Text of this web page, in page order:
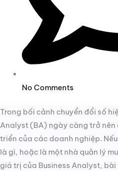
No Comments
Trong bối cảnh chuyển đổi số
Analyst (BA) ngày càng trở
triển của các doanh nghiệp.
là gì, hoặc là một nhà quản lý
giá trị của Business Analyst,